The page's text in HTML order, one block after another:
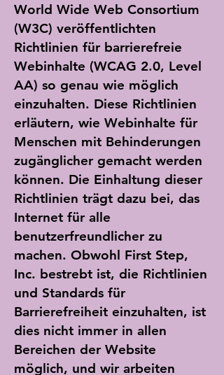
World Wide Web Consortium
(W3C) veröffentlichten
Richtlinien für barrierefreie
Webinhalte (WCAG 2.0, Level
AA) so genau wie möglich
einzuhalten. Diese Richtlinien
erläutern, wie Webinhalte für
Menschen mit Behinderungen
zugänglicher gemacht werden
können. Die Einhaltung dieser
Richtlinien trägt dazu bei, das
Internet für alle
benutzerfreundlicher zu
machen. Obwohl First Step,
Inc. bestrebt ist, die Richtlinien
und Standards für
Barrierefreiheit einzuhalten, ist
dies nicht immer in allen
Bereichen der Website
möglich, und wir arbeiten